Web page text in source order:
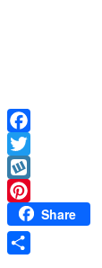
Facebook
Twitter
Wykop
PinterestShare